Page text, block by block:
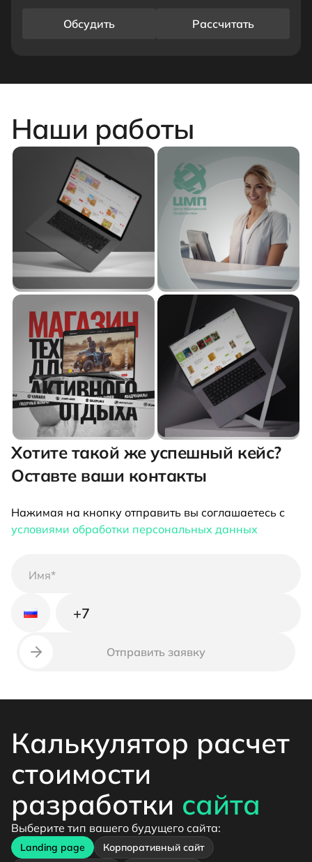
Обсудить Рассчитать
Наши работы
Хотите такой же успешный кейс?
Оставте ваши контакты
Нажимая на кнопку отправить вы соглашаетесь с
условиями обработки персональных данных
Отправить заявку
Калькулятор расчет
стоимости
разработки сайта
Выберите тип вашего будущего сайта:
Landing page
Корпоративный сайт